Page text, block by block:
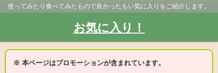
使ってみたり食べてみたもので良かったもい気に入りをご紹介します。
お気に入り！
※ 本ページはプロモーションが含まれています。